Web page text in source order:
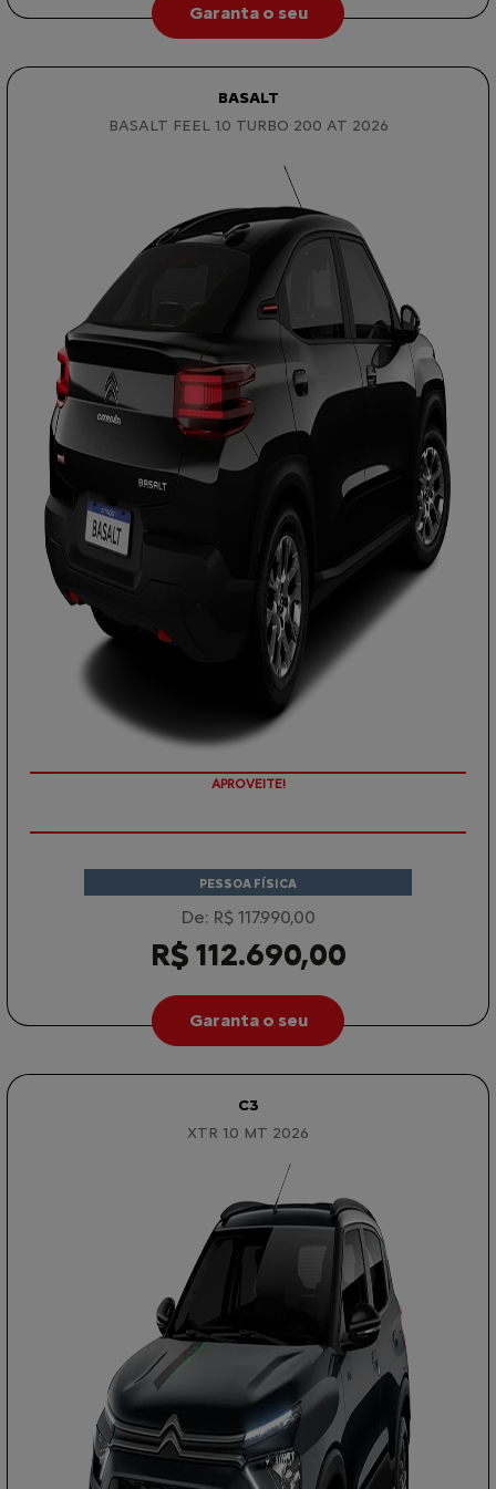
Garanta o seu
BASALT
BASALT FEEL 1.0 TURBO 200 AT 2026
APROVEITE!
PESSOA FÍSICA
De: R$ 117.990,00
R$ 112.690,00
Garanta o seu
C3
XTR 1.0 MT 2026